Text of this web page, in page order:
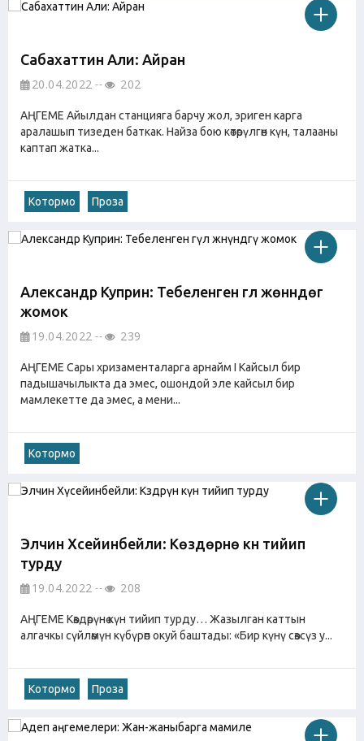
Сабахаттин Али: Айран
20.04.2022 202
АҢГЕМЕ Айылдан станцияга барчу жол, эриген карга
аралашып тизеден баткак. Найза бою көтөрүлгөн күн, талааны
каптап жатка...
Котормо Проза
Александр Куприн: Тебеленген гүл жөнүндөгү
жомок
19.04.2022 239
АҢГЕМЕ Сары хризаменталарга арнайм I Кайсыл бир
падышачылыкта да эмес, ошондой эле кайсыл бир
мамлекетте да эмес, а мени...
Котормо
Элчин Хүсейинбейли: Көздөрүнө күн тийип
турду
19.04.2022 208
АҢГЕМЕ Көздөрүнө күн тийип турду… Жазылган каттын
алгачкы сүйлөмүн күбүрөп окуй баштады: «Бир күнү сөзсүз у...
Котормо Проза